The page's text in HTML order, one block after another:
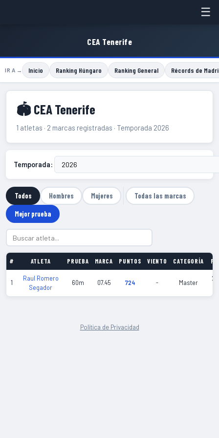
☰
CEA Tenerife
IR A → Inicio Ranking Húngaro Ranking General Récords de
🏟 CEA Tenerife
1 atletas · 2 marcas registradas · Temporada 2026
Temporada:
Todos Hombres Mujeres Todas las marcas
Mejor prueba
# ATLETA PRUEBA MARCA PUNTOS VIENTO CATEGORÍA
1
Raul Romero
Segador
60m 07.45 724 - Master
Política de Privacidad